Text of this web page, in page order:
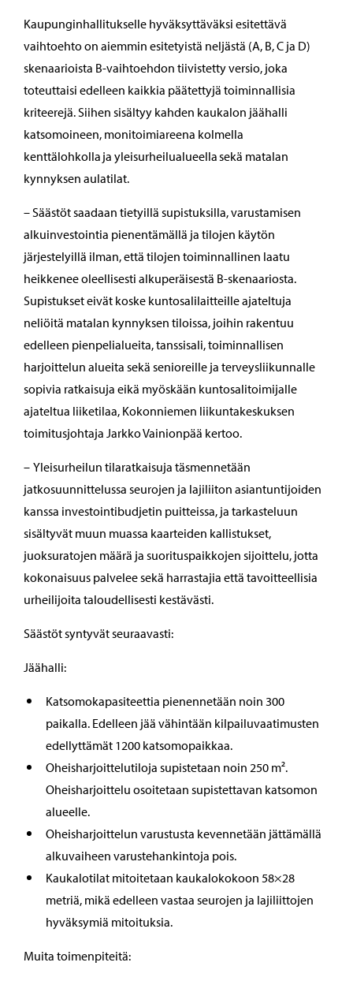
Kaupunginhallitukselle hyväksyttäväksi esitettävä
vaihtoehto on aiemmin esitetyistä neljästä (A, B, C ja D)
skenaarioista B-vaihtoehdon tiivistetty versio, joka
toteuttaisi edelleen kaikkia päätettyjä toiminnallisia
kriteerejä. Siihen sisältyy kahden kaukalon jäähalli
katsomoineen, monitoimiareena kolmella
kenttälohkolla ja yleisurheilualueella sekä matalan
kynnyksen aulatilat.
– Säästöt saadaan tietyillä supistuksilla, varustamisen
alkuinvestointia pienentämällä ja tilojen käytön
järjestelyillä ilman, että tilojen toiminnallinen laatu
heikkenee oleellisesti alkuperäisestä B-skenaariosta.
Supistukset eivät koske kuntosalilaitteille ajateltuja
neliöitä matalan kynnyksen tiloissa, joihin rakentuu
edelleen pienpelialueita, tanssisali, toiminnallisen
harjoittelun alueita sekä senioreille ja terveysliikunnalle
sopivia ratkaisuja eikä myöskään kuntosalitoimijalle
ajateltua liiketilaa, Kokonniemen liikuntakeskuksen
toimitusjohtaja Jarkko Vainionpää kertoo.
– Yleisurheilun tilaratkaisuja täsmennetään
jatkosuunnittelussa seurojen ja lajiliiton asiantuntijoiden
kanssa investointibudjetin puitteissa, ja tarkasteluun
sisältyvät muun muassa kaarteiden kallistukset,
juoksuratojen määrä ja suorituspaikkojen sijoittelu, jotta
kokonaisuus palvelee sekä harrastajia että tavoitteellisia
urheilijoita taloudellisesti kestävästi.
Säästöt syntyvät seuraavasti:
Jäähalli:
Katsomokapasiteettia pienennetään noin 300
paikalla. Edelleen jää vähintään kilpailuvaatimusten
edellyttämät 1200 katsomopaikkaa.
Oheisharjoittelutiloja supistetaan noin 250 m².
Oheisharjoittelu osoitetaan supistettavan katsomon
alueelle.
Oheisharjoittelun varustusta kevennetään jättämällä
alkuvaiheen varustehankintoja pois.
Kaukalotilat mitoitetaan kaukalokokoon 58×28
metriä, mikä edelleen vastaa seurojen ja lajiliittojen
hyväksymiä mitoituksia.
Muita toimenpiteitä: